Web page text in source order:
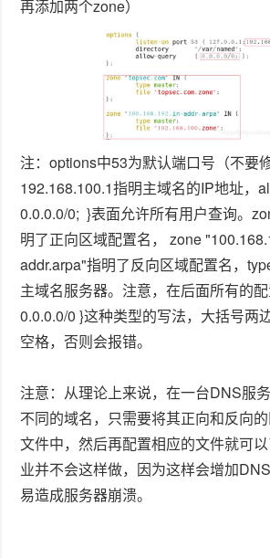
再添加两个zone）
注：options中53为默认端口号（不要
192.168.100.1指明主域名的IP地址，
0.0.0.0/0; }表面允许所有用户查询。
明了正向区域配置名， zone
addr.arpa"指明了反向区域配置名，
主域名服务器。注意，在后面所有的
0.0.0.0/0 }这种类型的写法，大括号两
空格，否则会报错。
注意：从理论上来说，在一台DNS服
不同的域名，只需要将其正向和反向
文件中，然后再配置相应的文件就可
业并不会这样做，因为这样会增加
易造成服务器崩溃。